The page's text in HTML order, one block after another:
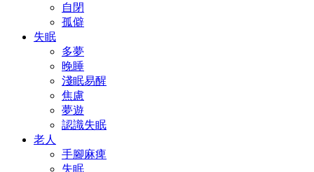
自閉
孤僻
失眠
多夢
晚睡
淺眠易醒
焦慮
夢遊
認識失眠
老人
手腳麻痺
失眠